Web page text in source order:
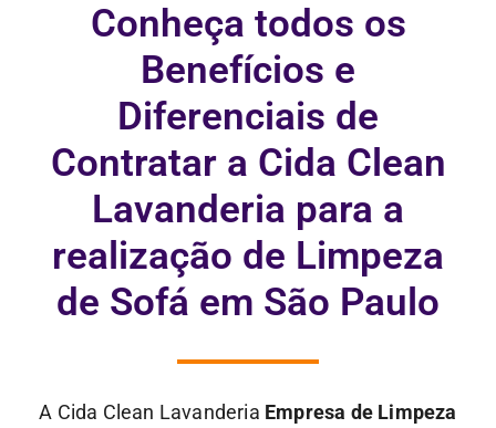
Conheça todos os
Benefícios e
Diferenciais de
Contratar a Cida Clean
Lavanderia para a
realização de Limpeza
de Sofá em São Paulo
A Cida Clean Lavanderia Empresa de Limpeza